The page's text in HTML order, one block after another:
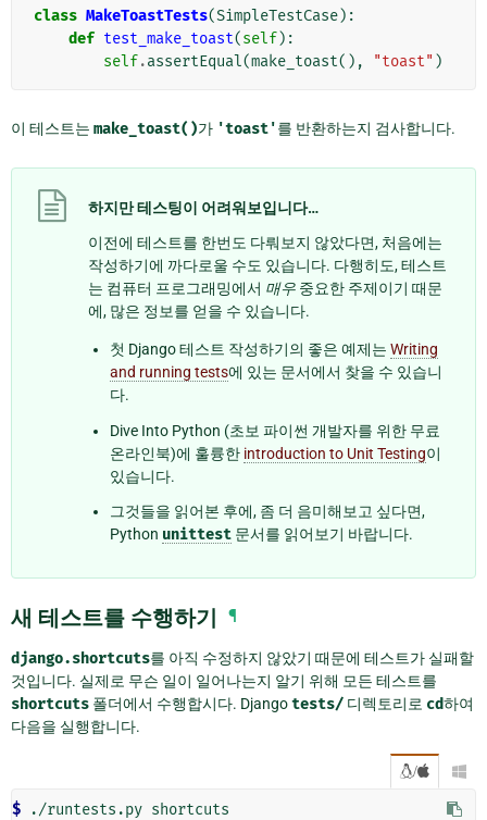
class MakeToastTests(SimpleTestCase):
def test_make_toast(self):
self.assertEqual(make_toast(), "toast" )
이 테스트는 make_toast()가 'toast'를 반환하는지 검사합니다.
하지만 테스팅이 어려워보입니다…
이전에 테스트를 한번도 다뤄보지 않았다면, 처음에는
작성하기에 까다로울 수도 있습니다. 다행히도, 테스트
는 컴퓨터 프로그래밍에서 매우 중요한 주제이기 때문
에, 많은 정보를 얻을 수 있습니다.
첫 Django 테스트 작성하기의 좋은 예제는 Writing
and running tests에 있는 문서에서 찾을 수 있습니
다.
Dive Into Python (초보 파이썬 개발자를 위한 무료
온라인북)에 훌륭한 introduction to Unit Testing이
있습니다.
그것들을 읽어본 후에, 좀 더 음미해보고 싶다면,
Python unittest 문서를 읽어보기 바랍니다.
새 테스트를 수행하기 ¶
django.shortcuts를 아직 수정하지 않았기 때문에 테스트가 실패할
것입니다. 실제로 무슨 일이 일어나는지 알기 위해 모든 테스트를
shortcuts 폴더에서 수행합시다. Djangotests/ 디렉토리로 cd하여
다음을 실행합니다.
/ 
$ ./runtests.py